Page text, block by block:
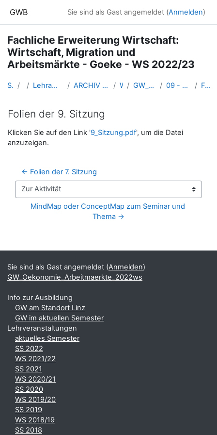
GWB Sie sind als Gast angemeldet (Anmelden)
Fachliche Erweiterung Wirtschaft:
Wirtschaft, Migration und
Arbeitsmärkte - Goeke - WS 2022/23
Startseite Kurse Lehramtsausbildung GW im Cluster Österreich Mitte ARCHIV - Lehrveranstaltungen am Standort Linz - seit 2016 WS_2022/23 GW_Oekonomie_Arbeitmaerkte_2022ws 09 - 16.12.2022: Migration und Schulbücher Folien der 9. Sitzung
Folien der 9. Sitzung
Abschlussbedingungen
Klicken Sie auf den Link '9_Sitzung.pdf', um die Datei
anzuzeigen.
← Folien der 7. Sitzung
Zur Aktivität
MindMap oder ConceptMap zum Seminar und
Thema →
Ergänzungsblöcke
Sie sind als Gast angemeldet (Anmelden)
GW_Oekonomie_Arbeitmaerkte_2022ws
Info zur Ausbildung
GW am Standort Linz
GW im aktuellen Semester
Lehrveranstaltungen
aktuelles Semester
SS 2022
WS 2021/22
SS 2021
WS 2020/21
SS 2020
WS 2019/20
SS 2019
WS 2018/19
SS 2018